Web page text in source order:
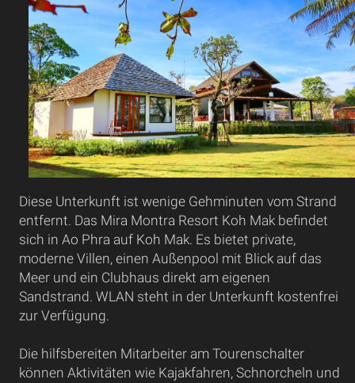
Diese Unterkunft ist wenige Gehminuten vom Strand
entfernt. Das Mira Montra Resort Koh Mak befindet
sich in Ao Phra auf Koh Mak. Es bietet private,
moderne Villen, einen Außenpool mit Blick auf das
Meer und ein Clubhaus direkt am eigenen
Sandstrand. WLAN steht in der Unterkunft kostenfrei
zur Verfügung.
Die hilfsbereiten Mitarbeiter am Tourenschalter
können Aktivitäten wie Kajakfahren, Schnorcheln und